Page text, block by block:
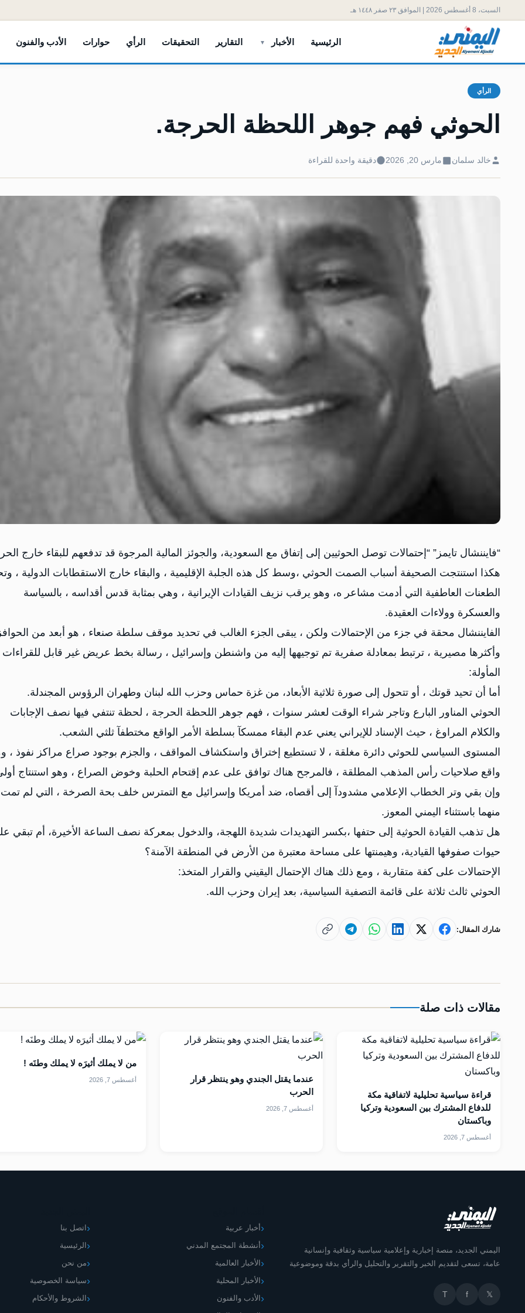
السبت، 8 أغسطس 2026 | الموافق ٢٣ صفر ١٤٤٨ هـ
الرئيسية الأخبار التقارير التحقيقات الرأي حوارات الأدب والفنون
الرأي
الحوثي فهم جوهر اللحظة الحرجة.
خالد سلمان مارس 20, 2026 دقيقة واحدة للقراءة
‏“فايننشال تايمز” “إحتمالات توصل الحوثيين إلى إتفاق مع السعودية، والجوئز المالية المرجوة قد تدفعهم للبقاء خارج
هكذا استنتجت الصحيفة أسباب الصمت الحوثي ،وسط كل هذه الجلبة الإقليمية ، والبقاء خارج الاستقطابات الدولية ،
الطعنات العاطفية التي أدمت مشاعر ه، وهو يرقب نزيف القيادات الإيرانية ، وهي بمثابة قدس أقداسه ، بالسياسة
والعسكرة وولاءات العقيدة.
الفايننشال محقة في جزء من الإحتمالات ولكن ، يبقى الجزء الغالب في تحديد موقف سلطة صنعاء ، هو أبعد من
وأكثرها مصيرية ، ترتبط بمعادلة صفرية تم توجيهها إليه من واشنطن وإسرائيل ، رسالة بخط عريض غير قابل للقراءات
المأولة:
أما أن تحيد قوتك ، أو تتحول إلى صورة ثلاثية الأبعاد، من غزة حماس وحزب الله لبنان وطهران الرؤوس المجندلة.
الحوثي المناور البارع وتاجر شراء الوقت لعشر سنوات ، فهم جوهر اللحظة الحرجة ، لحظة تنتفي فيها نصف الإجابات
والكلام المراوغ ، حيث الإسناد للإيراني يعني عدم البقاء ممسكآ بسلطة الأمر الواقع مختطفآ ثلثي الشعب.
المستوى السياسي للحوثي دائرة مغلقة ، لا تستطيع إختراق واستكشاف المواقف ، والجزم بوجود صراع مراكز نفوذ ،
واقع صلاحيات رأس المذهب المطلقة ، فالمرجح هناك توافق على عدم إقتحام الحلبة وخوض الصراع ، وهو استنتاج
وإن بقي وتر الخطاب الإعلامي مشدودآ إلى أقصاه، ضد أمريكا وإسرائيل مع التمترس خلف بحة الصرخة ، التي لم تمت
منهما باستثناء اليمني المعوز.
هل تذهب القيادة الحوثية إلى حتفها ،بكسر التهديدات شديدة اللهجة، والدخول بمعركة نصف الساعة الأخيرة، أم تبقي
حيوات صفوفها القيادية، وهيمنتها على مساحة معتبرة من الأرض في المنطقة الآمنة؟
الإحتمالات على كفة متقاربة ، ومع ذلك هناك الإحتمال اليقيني والقرار المتخذ:
الحوثي ثالث ثلاثة على قائمة التصفية السياسية، بعد إيران وحزب الله.
شارك المقال:
مقالات ذات صلة
قراءة سياسية تحليلية لاتفاقية مكة
للدفاع المشترك بين السعودية وتركيا
وباكستان
أغسطس 7, 2026
عندما يقتل الجندي وهو ينتظر قرار
الحرب
أغسطس 7, 2026
من لا يملك أثيرَه لا يملك وطنَه !
أغسطس 7, 2026
اليمني الجديد، منصة إخبارية وإعلامية سياسية وثقافية وإنسانية
عامة، تسعى لتقديم الخبر والتقرير والتحليل والرأي بدقة وموضوعية
𝕏
f
T
أخبار عربية
أنشطة المجتمع المدني
الأخبار العالمية
الأخبار المحلية
الأدب والفنون
اتصل بنا
الرئيسية
من نحن
سياسة الخصوصية
الشروط والأحكام